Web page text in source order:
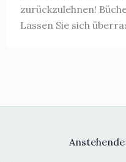
zurückzulehnen!
Lassen Sie sich